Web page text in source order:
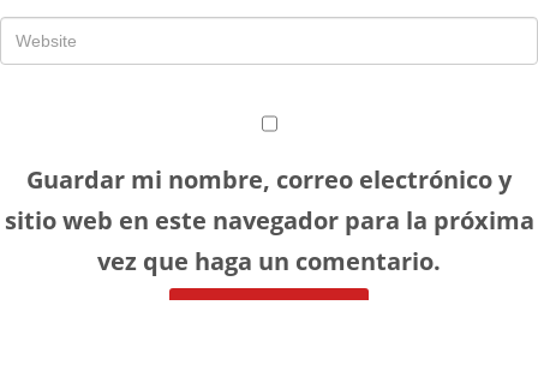
Guardar mi nombre, correo electrónico y
sitio web en este navegador para la próxima
vez que haga un comentario.